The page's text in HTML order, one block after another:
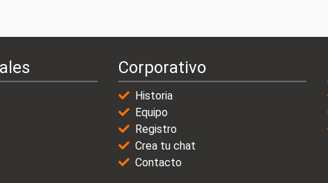
Corporativo
Historia
Equipo
Registro
Crea tu chat
Contacto